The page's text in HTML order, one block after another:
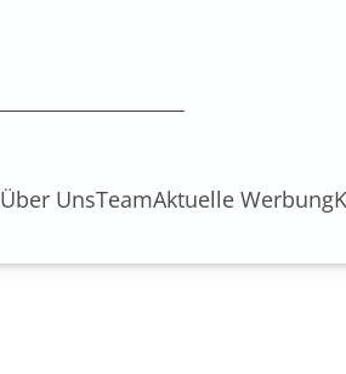
Über UnsTeamAktuelle Werbung